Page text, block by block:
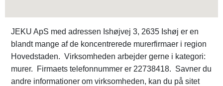
JEKU ApS med adressen Ishøjvej 3, 2635 Ishøj er en
blandt mange af de koncentrerede murerfirmaer i region
Hovedstaden. Virksomheden arbejder gerne i kategori:
murer. Firmaets telefonnummer er 22738418. Savner du
andre informationer om virksomheden, kan du på sitet